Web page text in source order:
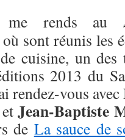
rends au
sont réunis les
cuisine, un des
2013 du
rendez-vous avec
etJean-Baptiste
de La sauce de